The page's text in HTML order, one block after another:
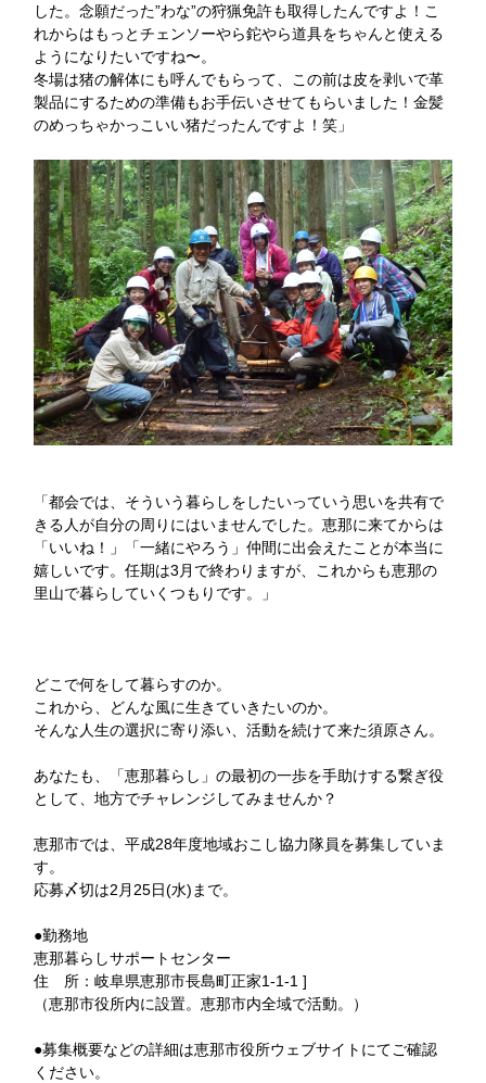
した。念願だった”わな”の狩猟免許も取得したんですよ！こ
れからはもっとチェンソーやら鉈やら道具をちゃんと使える
ようになりたいですね〜。
冬場は猪の解体にも呼んでもらって、この前は皮を剥いで革
製品にするための準備もお手伝いさせてもらいました！金髪
のめっちゃかっこいい猪だったんですよ！笑」
「都会では、そういう暮らしをしたいっていう思いを共有で
きる人が自分の周りにはいませんでした。恵那に来てからは
「いいね！」「一緒にやろう」仲間に出会えたことが本当に
嬉しいです。任期は3月で終わりますが、これからも恵那の
里山で暮らしていくつもりです。」
どこで何をして暮らすのか。
これから、どんな風に生きていきたいのか。
そんな人生の選択に寄り添い、活動を続けて来た須原さん。
あなたも、「恵那暮らし」の最初の一歩を手助けする繋ぎ役
として、地方でチャレンジしてみませんか？
恵那市では、平成28年度地域おこし協力隊員を募集していま
す。
応募〆切は2月25日(水)まで。
●勤務地
恵那暮らしサポートセンター
住 所：岐阜県恵那市長島町正家1-1-1 ]
（恵那市役所内に設置。恵那市内全域で活動。）
●募集概要などの詳細は恵那市役所ウェブサイトにてご確認
ください。